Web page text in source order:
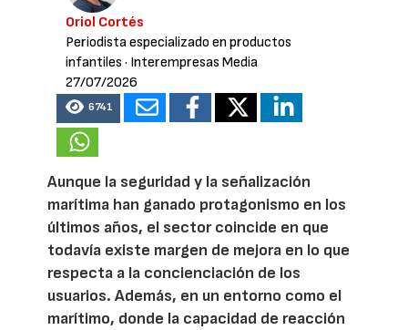
Oriol Cortés
Periodista especializado en productos
infantiles · Interempresas Media
27/07/2026
6741
Aunque la seguridad y la señalización
marítima han ganado protagonismo en los
últimos años, el sector coincide en que
todavía existe margen de mejora en lo que
respecta a la concienciación de los
usuarios. Además, en un entorno como el
marítimo, donde la capacidad de reacción